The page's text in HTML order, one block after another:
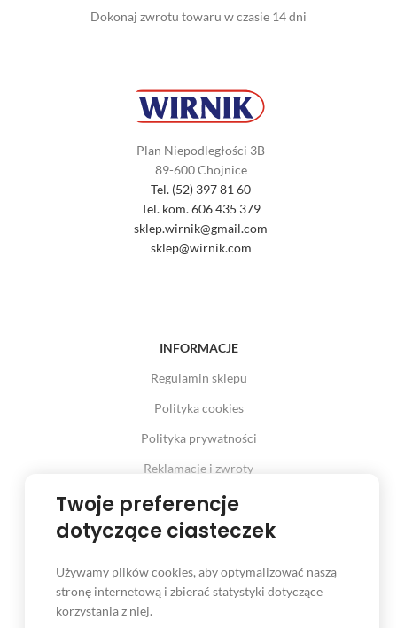
Dokonaj zwrotu towaru w czasie 14 dni
Plan Niepodległości 3B
89-600 Chojnice
Tel. (52) 397 81 60
Tel. kom. 606 435 379
sklep.wirnik@gmail.com
sklep@wirnik.com
INFORMACJE
Regulamin sklepu
Polityka cookies
Polityka prywatności
Reklamacje i zwroty
Prawo odstąpienia od umowy
INFORMACJE
Twoje preferencje
dotyczące ciasteczek
Używamy plików cookies, aby optymalizować naszą
stronę internetową i zbierać statystyki dotyczące
korzystania z niej.